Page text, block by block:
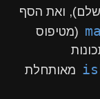
ואת הסף
(מטיפוס
מאותחלת